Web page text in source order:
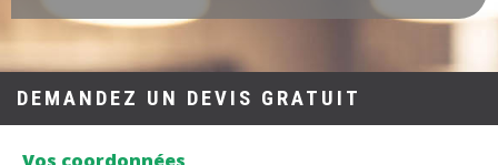
DEMANDEZ UN DEVIS GRATUIT